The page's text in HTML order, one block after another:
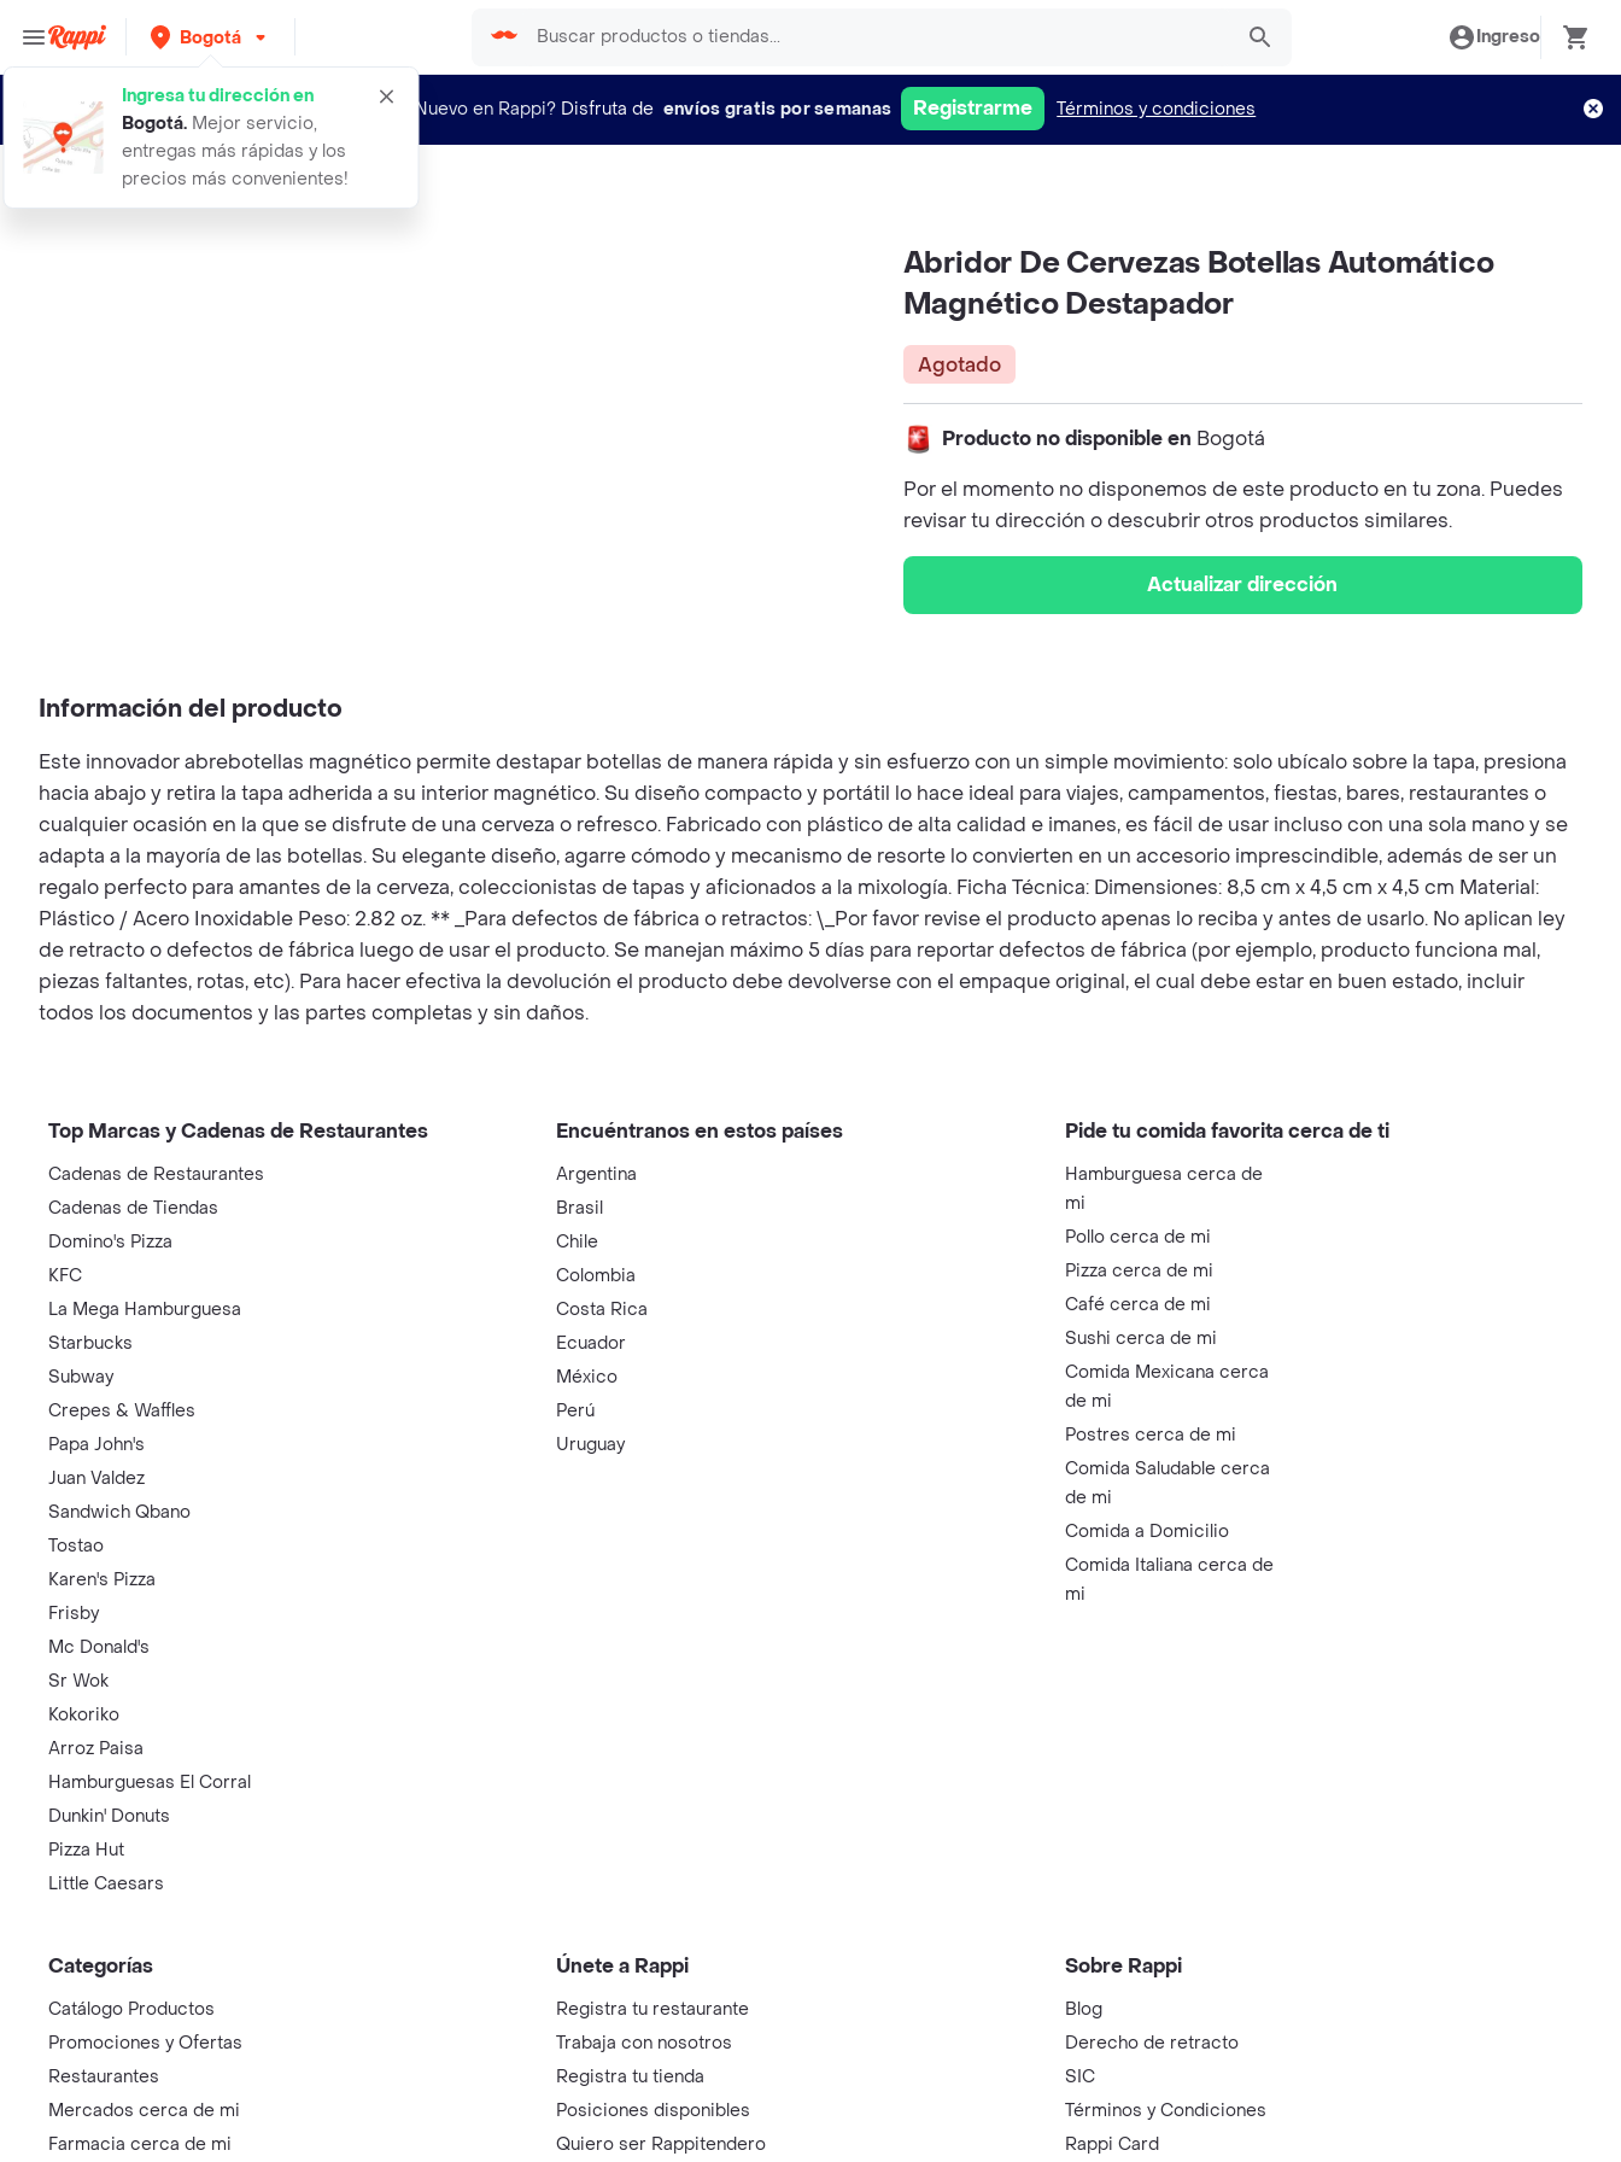
Bogotá
Ingresa tu dirección en
Bogotá. Mejor servicio,
entregas más rápidas y los
precios más convenientes!
Ingreso
¿Nuevo en Rappi? Disfruta de envíos gratis por semanas Registrarme Términos y condiciones
abridor de cervezas botellas automa
Abridor De Cervezas Botellas Automático
Magnético Destapador
Agotado
Producto no disponible en Bogotá
Por el momento no disponemos de este producto en tu zona. Puedes
revisar tu dirección o descubrir otros productos similares.
Actualizar dirección
Información del producto
Este innovador abrebotellas magnético permite destapar botellas de manera rápida y sin esfuerzo con un simple movimiento: solo ubícalo sobre la tapa, presiona
hacia abajo y retira la tapa adherida a su interior magnético. Su diseño compacto y portátil lo hace ideal para viajes, campamentos, fiestas, bares, restaurantes o
cualquier ocasión en la que se disfrute de una cerveza o refresco. Fabricado con plástico de alta calidad e imanes, es fácil de usar incluso con una sola mano y se
adapta a la mayoría de las botellas. Su elegante diseño, agarre cómodo y mecanismo de resorte lo convierten en un accesorio imprescindible, además de ser un
regalo perfecto para amantes de la cerveza, coleccionistas de tapas y aficionados a la mixología. Ficha Técnica: Dimensiones: 8,5 cm x 4,5 cm x 4,5 cm Material:
Plástico / Acero Inoxidable Peso: 2.82 oz. ** _Para defectos de fábrica o retractos: \_Por favor revise el producto apenas lo reciba y antes de usarlo. No aplican ley
de retracto o defectos de fábrica luego de usar el producto. Se manejan máximo 5 días para reportar defectos de fábrica (por ejemplo, producto funciona mal,
piezas faltantes, rotas, etc). Para hacer efectiva la devolución el producto debe devolverse con el empaque original, el cual debe estar en buen estado, incluir
todos los documentos y las partes completas y sin daños.
Top Marcas y Cadenas de Restaurantes
Cadenas de Restaurantes
Cadenas de Tiendas
Domino's Pizza
KFC
La Mega Hamburguesa
Starbucks
Subway
Crepes & Waffles
Papa John's
Juan Valdez
Sandwich Qbano
Tostao
Karen's Pizza
Frisby
Mc Donald's
Sr Wok
Kokoriko
Arroz Paisa
Hamburguesas El Corral
Dunkin' Donuts
Pizza Hut
Little Caesars
Encuéntranos en estos países
Argentina
Brasil
Chile
Colombia
Costa Rica
Ecuador
México
Perú
Uruguay
Pide tu comida favorita cerca de ti
Hamburguesa cerca de
mi
Pollo cerca de mi
Pizza cerca de mi
Café cerca de mi
Sushi cerca de mi
Comida Mexicana cerca
de mi
Postres cerca de mi
Comida Saludable cerca
de mi
Comida a Domicilio
Comida Italiana cerca de
mi
Categorías
Catálogo Productos
Promociones y Ofertas
Restaurantes
Mercados cerca de mi
Farmacia cerca de mi
Únete a Rappi
Registra tu restaurante
Trabaja con nosotros
Registra tu tienda
Posiciones disponibles
Quiero ser Rappitendero
Sobre Rappi
Blog
Derecho de retracto
SIC
Términos y Condiciones
Rappi Card